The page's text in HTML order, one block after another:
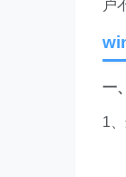
户
一
1